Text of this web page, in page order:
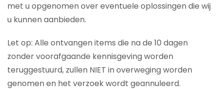
met u opgenomen over eventuele oplossingen die wij
u kunnen aanbieden.
Let op: Alle ontvangen items die na de 10 dagen
zonder voorafgaande kennisgeving worden
teruggestuurd, zullen NIET in overweging worden
genomen en het verzoek wordt geannuleerd.